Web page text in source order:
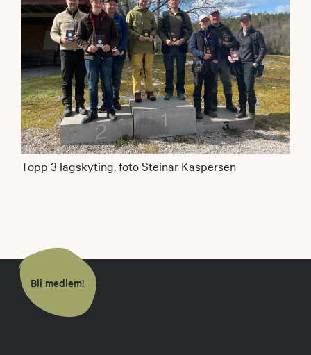
Topp 3 lagskyting, foto Steinar Kaspersen
Bli medlem!